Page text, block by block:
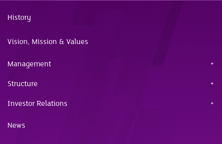
History
Vision, Mission & Values
Management
Structure
Investor Relations
News